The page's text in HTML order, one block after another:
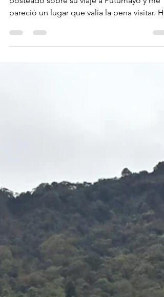
En el último año, un par de amigas habían
pareció un lugar que valía la pena visitar.
muchos...